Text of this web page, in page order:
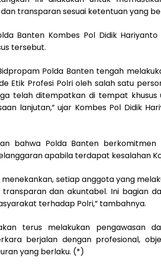
transparan sesuai ketentuan yang
Banten Kombes Pol Didik
tersebut.
Polda Banten tengah
Etik Profesi Polri oleh salah satu
telah ditempatkan di tempat khusus
lanjutan,” ujar Kombes Pol Didik
bahwa Polda Banten
apabila terdapat kesalahan
menekankan, setiap anggota yang
dan akuntabel. Ini bagian
terhadap Polri,” tambahnya.
terus melakukan pengawasan
berjalan dengan profesional,
yang berlaku. (*)